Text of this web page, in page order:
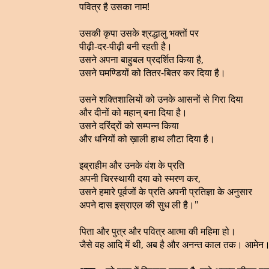
पवित्र है उसका नाम!
उसकी कृपा उसके श्रद्धालु भक्तों पर
पीढ़ी-दर-पीढ़ी बनी रहती है।
उसने अपना बाहुबल प्रदर्शित किया है,
उसने घमण्डियों को तितर-बितर कर दिया है।
उसने शक्तिशालियों को उनके आसनों से गिरा दिया
और दीनों को महान् बना दिया है।
उसने दरिंद्रों को सम्पन्न किया
और धनियों को ख़ाली हाथ लौटा दिया है।
इब्राहीम और उनके वंश के प्रति
अपनी चिरस्थायी दया को स्मरण कर,
उसने हमारे पूर्वजों के प्रति अपनी प्रतिज्ञा के अनुसार
अपने दास इस्राएल की सुध ली है।"
पिता और पुत्र और पवित्र आत्मा की महिमा हो।
जैसे वह आदि में थी, अब है और अनन्त काल तक।